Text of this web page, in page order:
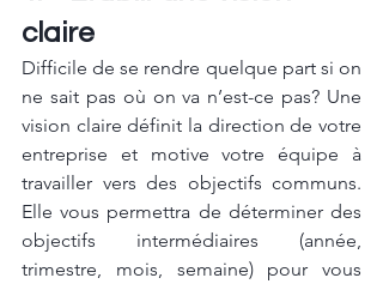
claire
Difficile de se rendre quelque part si on
ne sait pas où on va n’est-ce pas? Une
vision claire définit la direction de votre
entreprise et motive votre équipe à
travailler vers des objectifs communs.
Elle vous permettra de déterminer des
objectifs intermédiaires (année,
trimestre, mois, semaine) pour vous